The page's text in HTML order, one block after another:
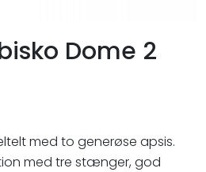
Dome 2
med to generøse apsis.
med tre stænger, god